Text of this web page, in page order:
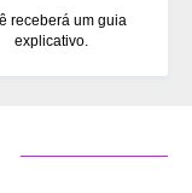
receberá um guia
explicativo.